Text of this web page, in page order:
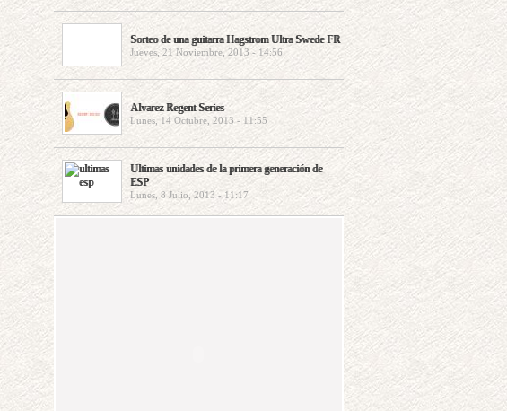
Sorteo de una guitarra Hagstrom Ultra Swede FR
Jueves, 21 Noviembre, 2013 - 14:56
Alvarez Regent Series
Lunes, 14 Octubre, 2013 - 11:55
Ultimas unidades de la primera generación de
ESP
Lunes, 8 Julio, 2013 - 11:17